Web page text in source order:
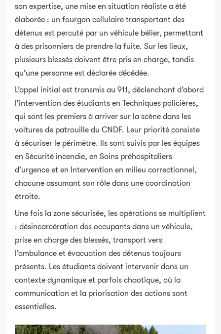
son expertise, une mise en situation réaliste a été
élaborée : un fourgon cellulaire transportant des
détenus est percuté par un véhicule bélier, permettant
à des prisonniers de prendre la fuite. Sur les lieux,
plusieurs blessés doivent être pris en charge, tandis
qu’une personne est déclarée décédée.
L’appel initial est transmis au 911, déclenchant d’abord
l’intervention des étudiants en Techniques policières,
qui sont les premiers à arriver sur la scène dans les
voitures de patrouille du CNDF. Leur priorité consiste
à sécuriser le périmètre. Ils sont suivis par les équipes
en Sécurité incendie, en Soins préhospitaliers
d’urgence et en Intervention en milieu correctionnel,
chacune assumant son rôle dans une coordination
étroite.
Une fois la zone sécurisée, les opérations se multiplient
: désincarcération des occupants dans un véhicule,
prise en charge des blessés, transport vers
l’ambulance et évacuation des détenus toujours
présents. Les étudiants doivent intervenir dans un
contexte dynamique et parfois chaotique, où la
communication et la priorisation des actions sont
essentielles.